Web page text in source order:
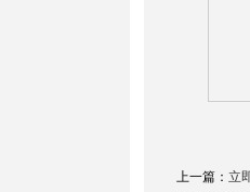
上一篇： 立